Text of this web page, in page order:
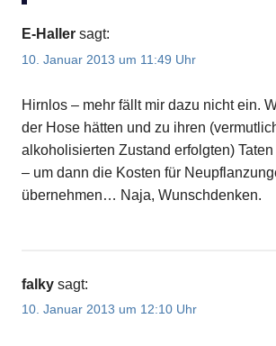
E-Haller sagt:
10. Januar 2013 um 11:49 Uhr
Hirnlos – mehr fällt mir dazu nicht ein.
der Hose hätten und zu ihren
alkoholisierten Zustand erfolgten)
– um dann die Kosten für
übernehmen… Naja, Wunschdenken.
falky sagt:
10. Januar 2013 um 12:10 Uhr